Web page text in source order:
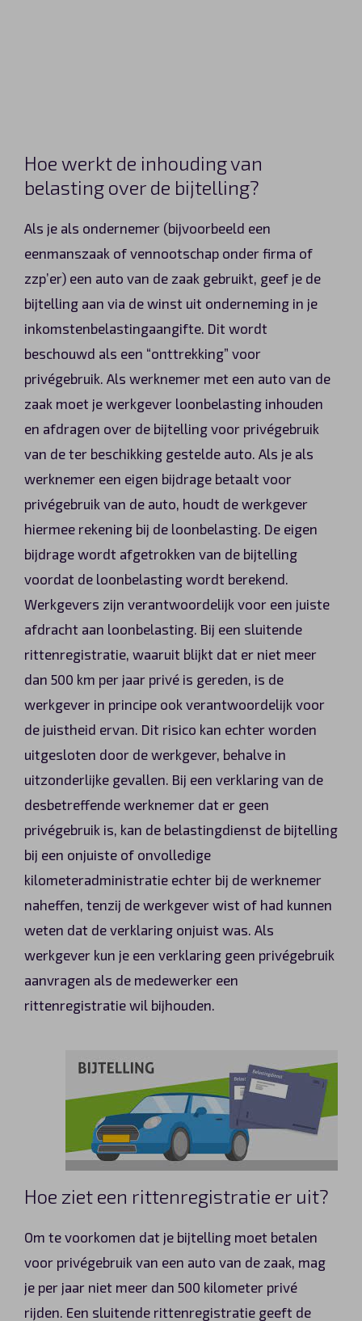
Hoe werkt de inhouding van
belasting over de bijtelling?
Als je als ondernemer (bijvoorbeeld een
eenmanszaak of vennootschap onder firma of
zzp’er) een auto van de zaak gebruikt, geef je de
bijtelling aan via de winst uit onderneming in je
inkomstenbelastingaangifte. Dit wordt
beschouwd als een “onttrekking” voor
privégebruik. Als werknemer met een auto van de
zaak moet je werkgever loonbelasting inhouden
en afdragen over de bijtelling voor privégebruik
van de ter beschikking gestelde auto. Als je als
werknemer een eigen bijdrage betaalt voor
privégebruik van de auto, houdt de werkgever
hiermee rekening bij de loonbelasting. De eigen
bijdrage wordt afgetrokken van de bijtelling
voordat de loonbelasting wordt berekend.
Werkgevers zijn verantwoordelijk voor een juiste
afdracht aan loonbelasting. Bij een sluitende
rittenregistratie, waaruit blijkt dat er niet meer
dan 500 km per jaar privé is gereden, is de
werkgever in principe ook verantwoordelijk voor
de juistheid ervan. Dit risico kan echter worden
uitgesloten door de werkgever, behalve in
uitzonderlijke gevallen. Bij een verklaring van de
desbetreffende werknemer dat er geen
privégebruik is, kan de belastingdienst de bijtelling
bij een onjuiste of onvolledige
kilometeradministratie echter bij de werknemer
naheffen, tenzij de werkgever wist of had kunnen
weten dat de verklaring onjuist was. Als
werkgever kun je een verklaring geen privégebruik
aanvragen als de medewerker een
rittenregistratie wil bijhouden.
Hoe ziet een rittenregistratie er uit?
Om te voorkomen dat je bijtelling moet betalen
voor privégebruik van een auto van de zaak, mag
je per jaar niet meer dan 500 kilometer privé
rijden. Een sluitende rittenregistratie geeft de